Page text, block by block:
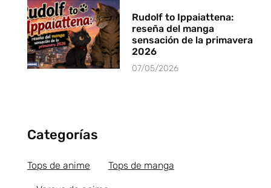
Rudolf to Ippaiattena:
reseña del manga
sensación de la primavera
2026
07/05/2026
Categorías
Tops de anime Tops de manga